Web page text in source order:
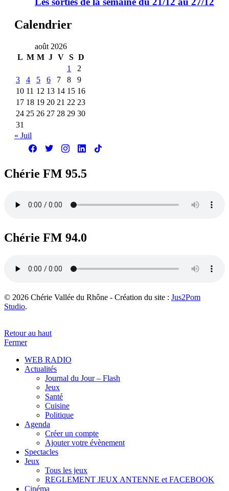
Calendrier
août 2026
L M M J V S D
1
2
3
4 5 6 7 8
9
10 11 12 13 14 15 16
17 18 19 20 21 22 23
24 25 26 27 28 29 30
31
« Juil
Chérie FM 95.5
Chérie FM 94.0
© 2026 Chérie Vallée du Rhône - Création du site : Jus2Pom
Studio.
Retour au haut
Fermer
WEB RADIO
Actualités
Journal du Jour – Flash
Jeux
Santé
Cuisine
Politique
Agenda
Créer un compte
Ajouter votre évènement
Spectacles
Jeux
Tous les jeux
REGLEMENT JEUX ANTENNE et FACEBOOK
Cinéma